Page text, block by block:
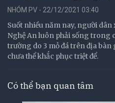
NHÓM PV - 22/12/2021 03:40
Suốt nhiều năm nay, người
Nghệ An luôn phải sống trong
trường do 3 mỏ đá trên địa
chưa thể khắc phục triệt để.
Có thể bạn quan tâm